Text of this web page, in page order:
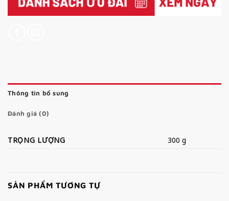
Thông tin bổ sung
Đánh giá (0)
TRỌNG LƯỢNG 300 g
SẢN PHẨM TƯƠNG TỰ